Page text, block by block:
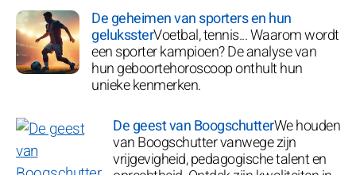
De geheimen van sporters en hun
gelukssterVoetbal, tennis... Waarom wordt
een sporter kampioen? De analyse van
hun geboortehoroscoop onthult hun
unieke kenmerken.
De geest van BoogschutterWe houden
van Boogschutter vanwege zijn
vrijgevigheid, pedagogische talent en